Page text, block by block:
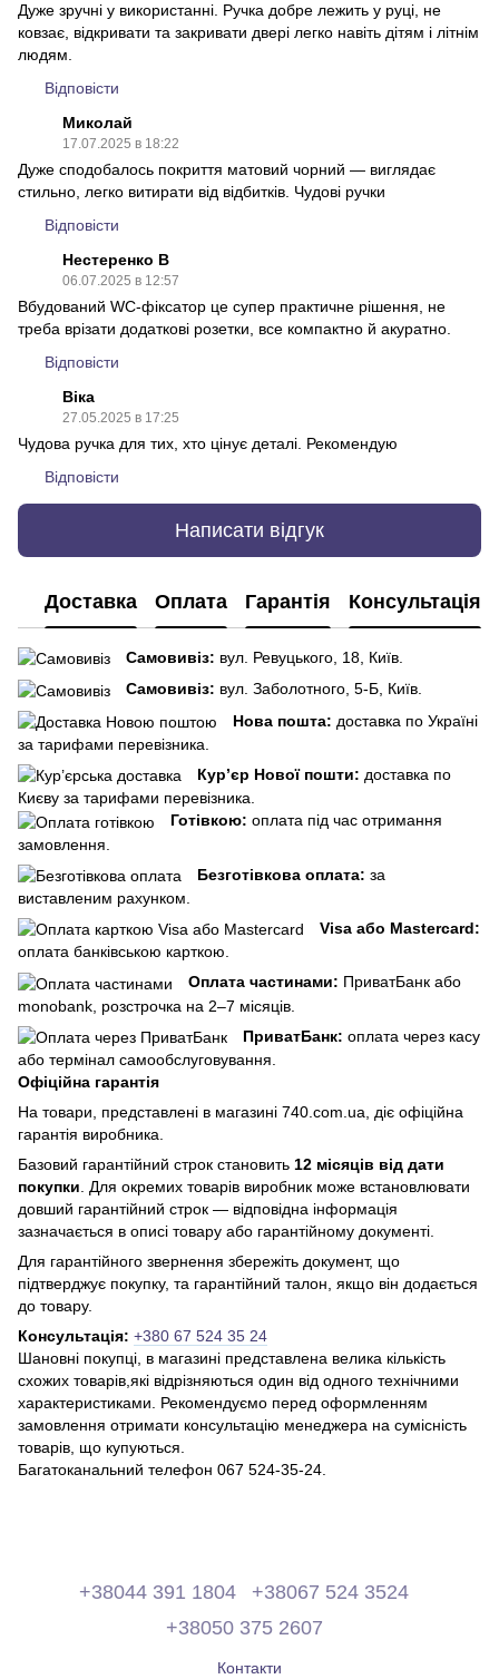
Дуже зручні у використанні. Ручка добре лежить у руці, не
ковзає, відкривати та закривати двері легко навіть дітям і літнім
людям.
Відповісти
Миколай
17.07.2025 в 18:22
Дуже сподобалось покриття матовий чорний — виглядає
стильно, легко витирати від відбитків. Чудові ручки
Відповісти
Нестеренко В
06.07.2025 в 12:57
Вбудований WC-фіксатор це супер практичне рішення, не
треба врізати додаткові розетки, все компактно й акуратно.
Відповісти
Віка
27.05.2025 в 17:25
Чудова ручка для тих, хто цінує деталі. Рекомендую
Відповісти
Написати відгук
Доставка Оплата Гарантія Консультація
Самовивіз: вул. Ревуцького, 18, Київ.
Самовивіз: вул. Заболотного, 5-Б, Київ.
Нова пошта: доставка по Україні
за тарифами перевізника.
Кур’єр Нової пошти: доставка по
Києву за тарифами перевізника.
Готівкою: оплата під час отримання
замовлення.
Безготівкова оплата: за
виставленим рахунком.
Visa або Mastercard:
оплата банківською карткою.
Оплата частинами: ПриватБанк або
monobank, розстрочка на 2–7 місяців.
ПриватБанк: оплата через касу
або термінал самообслуговування.
Офіційна гарантія
На товари, представлені в магазині 740.com.ua, діє офіційна
гарантія виробника.
Базовий гарантійний строк становить 12 місяців від дати
покупки . Для окремих товарів виробник може встановлювати
довший гарантійний строк — відповідна інформація
зазначається в описі товару або гарантійному документі.
Для гарантійного звернення збережіть документ, що
підтверджує покупку, та гарантійний талон, якщо він додається
до товару.
Консультація: +380 67 524 35 24
Шановні покупці, в магазині представлена ​​велика кількість
схожих товарів,які відрізняються один від одного технічними
характеристиками. Рекомендуємо перед оформленням
замовлення отримати консультацію менеджера на сумісність
товарів, що купуються.
Багатоканальний телефон 067 524-35-24.
+38044 391 1804
+38067 524 3524
+38050 375 2607
Контакти